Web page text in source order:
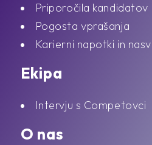
Priporočila kandidatov
Pogosta vprašanja
Karierni napotki in
Ekipa
Intervju s Competovci
O nas